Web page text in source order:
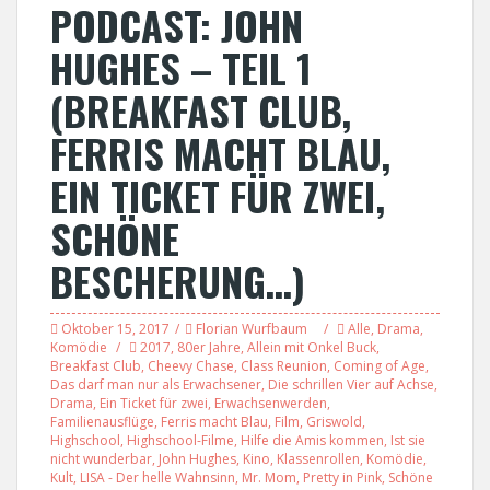
PODCAST: JOHN
HUGHES – TEIL 1
(BREAKFAST CLUB,
FERRIS MACHT BLAU,
EIN TICKET FÜR ZWEI,
SCHÖNE
BESCHERUNG…)
Oktober 15, 2017 Florian Wurfbaum Alle, Drama,
Komödie
2017, 80er Jahre, Allein mit Onkel Buck,
Breakfast Club, Cheevy Chase, Class Reunion, Coming of Age,
Das darf man nur als Erwachsener, Die schrillen Vier auf Achse,
Drama, Ein Ticket für zwei, Erwachsenwerden,
Familienausflüge, Ferris macht Blau, Film, Griswold,
Highschool, Highschool-Filme, Hilfe die Amis kommen, Ist sie
nicht wunderbar, John Hughes, Kino, Klassenrollen, Komödie,
Kult, LISA - Der helle Wahnsinn, Mr. Mom, Pretty in Pink, Schöne